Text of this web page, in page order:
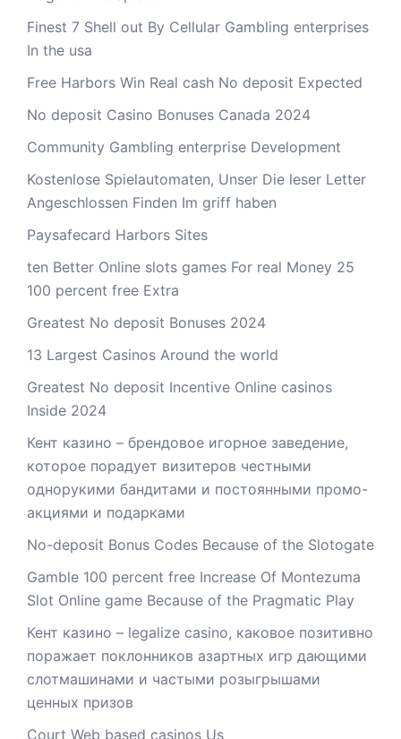
Finest 7 Shell out By Cellular Gambling enterprises
In the usa
Free Harbors Win Real cash No deposit Expected
No deposit Casino Bonuses Canada 2024
Community Gambling enterprise Development
Kostenlose Spielautomaten, Unser Die leser Letter
Angeschlossen Finden Im griff haben
Paysafecard Harbors Sites
ten Better Online slots games For real Money 25
100 percent free Extra
Greatest No deposit Bonuses 2024
13 Largest Casinos Around the world
Greatest No deposit Incentive Online casinos
Inside 2024
Кент казино – брендовое игорное заведение,
которое порадует визитеров честными
однорукими бандитами и постоянными промо-
акциями и подарками
No-deposit Bonus Codes Because of the Slotogate
Gamble 100 percent free Increase Of Montezuma
Slot Online game Because of the Pragmatic Play
Кент казино – legalize casino, каковое позитивно
поражает поклонников азартных игр дающими
слотмашинами и частыми розыгрышами
ценных призов
Court Web based casinos Us